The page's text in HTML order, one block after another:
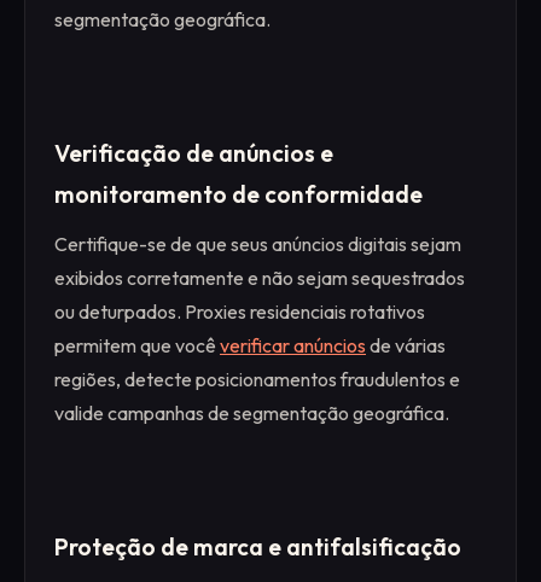
segmentação geográfica.
Verificação de anúncios e
monitoramento de conformidade
Certifique-se de que seus anúncios digitais sejam
exibidos corretamente e não sejam sequestrados
ou deturpados. Proxies residenciais rotativos
permitem que você verificar anúnciosde várias
regiões, detecte posicionamentos fraudulentos e
valide campanhas de segmentação geográfica.
Proteção de marca e antifalsificação